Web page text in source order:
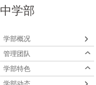
中学部
学部概况
管理团队
学部特色